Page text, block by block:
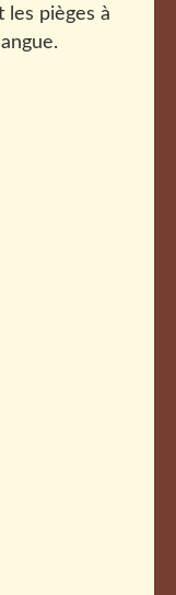
les pièges à